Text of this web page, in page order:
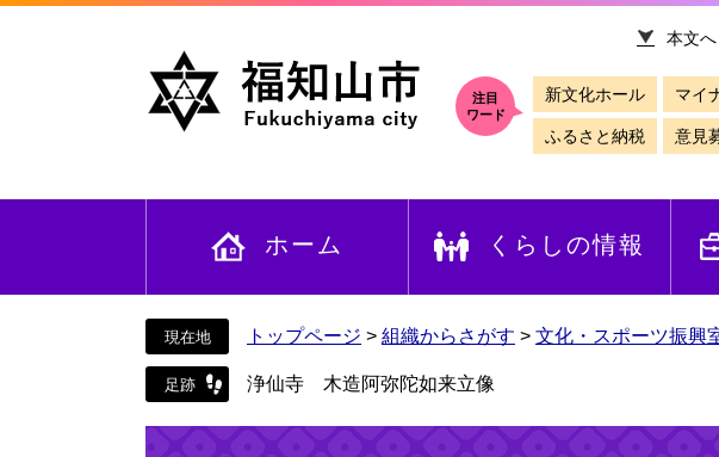
文
本文へ
注目
ワード
新文化ホール マイ
ふるさと納税 意見
ホーム くらしの情報
トップページ > 組織からさがす > 文化・スポーツ振興
浄仙寺 木造阿弥陀如来立像